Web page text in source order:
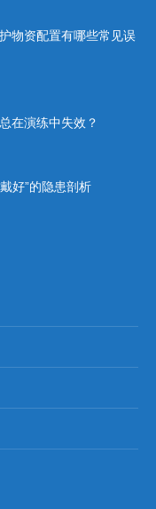
物资配置有哪些常见误
在演练中失效？
好”的隐患剖析